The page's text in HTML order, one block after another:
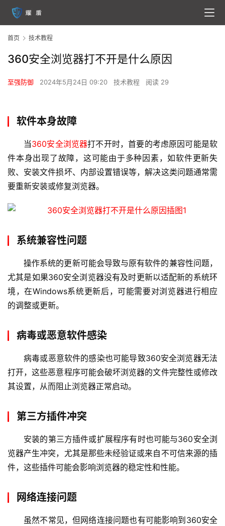
首页 技术教程
360安全浏览器打不开是什么原因
至强防御 2024年5月24日 09:20 技术教程 阅读 29
软件本身故障
当360安全浏览器打不开时，首要的考虑原因可能是软
件本身出现了故障，这可能由于多种因素，如软件更新失
败、安装文件损坏、内部设置错误等，解决这类问题通常需
要重新安装或修复浏览器。
系统兼容性问题
操作系统的更新可能会导致与原有软件的兼容性问题，
尤其是如果360安全浏览器没有及时更新以适配新的系统环
境，在Windows系统更新后，可能需要对浏览器进行相应
的调整或更新。
病毒或恶意软件感染
病毒或恶意软件的感染也可能导致360安全浏览器无法
打开，这些恶意程序可能会破坏浏览器的文件完整性或修改
其设置，从而阻止浏览器正常启动。
第三方插件冲突
安装的第三方插件或扩展程序有时也可能与360安全浏
览器产生冲突，尤其是那些未经验证或来自不可信来源的插
件，这些插件可能会影响浏览器的稳定性和性能。
网络连接问题
虽然不常见，但网络连接问题也有可能影响到360安全